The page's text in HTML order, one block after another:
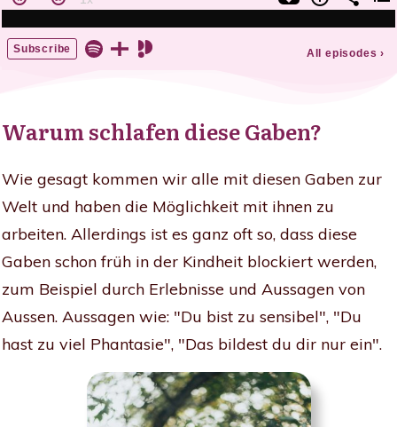
Warum schlafen diese Gaben?
Wie gesagt kommen wir alle mit diesen Gaben zur
Welt und haben die Möglichkeit mit ihnen zu
arbeiten. Allerdings ist es ganz oft so, dass diese
Gaben schon früh in der Kindheit blockiert werden,
zum Beispiel durch Erlebnisse und Aussagen von
Aussen. Aussagen wie: "Du bist zu sensibel", "Du
hast zu viel Phantasie", "Das bildest du dir nur ein".